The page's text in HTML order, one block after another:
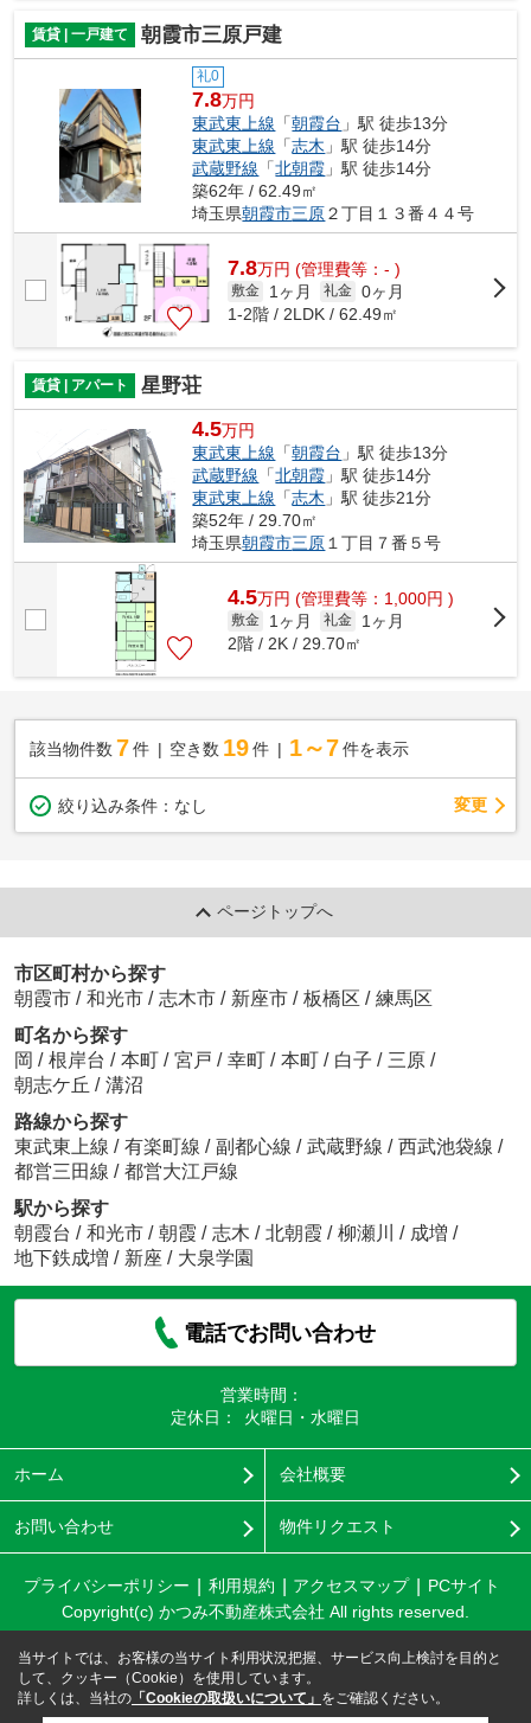
賃貸 | 一戸建て 朝霞市三原戸建
礼0
7.8万円
東武東上線 「朝霞台 」駅 徒歩13分
東武東上線 「志木 」駅 徒歩14分
武蔵野線 「北朝霞 」駅 徒歩14分
築62年 / 62.49㎡
埼玉県朝霞市三原２丁目１３番４４号
7.8万円 (管理費等：- )
敷金 1ヶ月 礼金 0ヶ月
1-2階 / 2LDK / 62.49㎡
賃貸 | アパート 星野荘
4.5万円
東武東上線 「朝霞台 」駅 徒歩13分
武蔵野線 「北朝霞 」駅 徒歩14分
東武東上線 「志木 」駅 徒歩21分
築52年 / 29.70㎡
埼玉県朝霞市三原 １丁目７番５号
4.5万円 (管理費等：1,000円 )
敷金 1ヶ月 礼金
1ヶ月
2階 / 2K / 29.70㎡
該当物件数 7件 空き数 19 件 1～7 件を表示
絞り込み条件： なし 変更
ページトップへ
市区町村から探す
朝霞市 / 和光市 / 志木市 / 新座市 / 板橋区 / 練馬区
町名から探す
岡 / 根岸台 / 本町 / 宮戸 / 幸町 / 本町 / 白子 / 三原 /
朝志ケ丘 / 溝沼
路線から探す
東武東上線 / 有楽町線 / 副都心線 / 武蔵野線 / 西武池袋線 /
都営三田線 / 都営大江戸線
駅から探す
朝霞台 / 和光市 / 朝霞 / 志木 / 北朝霞 / 柳瀬川 / 成増 /
地下鉄成増 / 新座 / 大泉学園
電話でお問い合わせ
営業時間：
定休日：
火曜日・水曜日
ホーム 会社概要
お問い合わせ 物件リクエスト
プライバシーポリシー 利用規約 アクセスマップ
PCサイト
Copyright(c) かつみ不動産株式会社 All rights reserved.
当サイトでは、お客様の当サイト利用状況把握、サービス向上検討を目的と
して、クッキー（Cookie）を使用しています。
詳しくは、当社の 「Cookieの取扱いについて」 をご確認ください。